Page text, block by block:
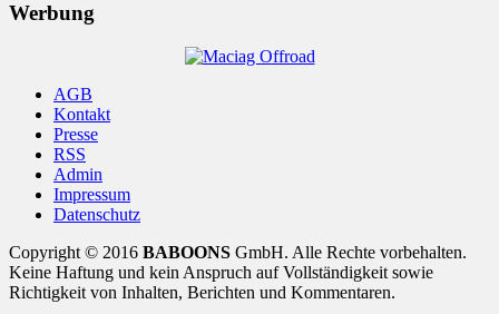
Werbung
AGB
Kontakt
Presse
RSS
Admin
Impressum
Datenschutz
Copyright © 2016 BABOONS GmbH. Alle Rechte vorbehalten.
Keine Haftung und kein Anspruch auf Vollständigkeit sowie
Richtigkeit von Inhalten, Berichten und Kommentaren.